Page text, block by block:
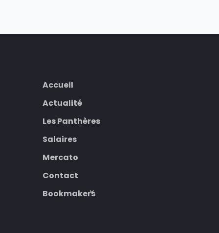
Accueil
Actualité
Les Panthères
Salaires
Mercato
Contact
Bookmakers